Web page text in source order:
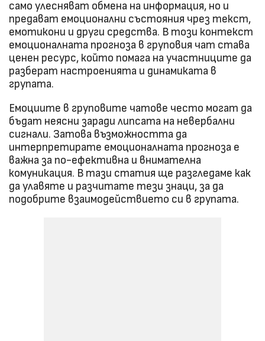
само улесняват обмена на информация, но и
предават емоционални състояния чрез текст,
емотикони и други средства. В този контекст
емоционалната прогноза в груповия чат става
ценен ресурс, който помага на участниците да
разберат настроенията и динамиката в
групата.
Емоциите в груповите чатове често могат да
бъдат неясни заради липсата на невербални
сигнали. Затова възможността да
интерпретирате емоционалната прогноза е
важна за по-ефективна и внимателна
комуникация. В тази статия ще разгледаме как
да улавяте и разчитате тези знаци, за да
подобрите взаимодействието си в групата.